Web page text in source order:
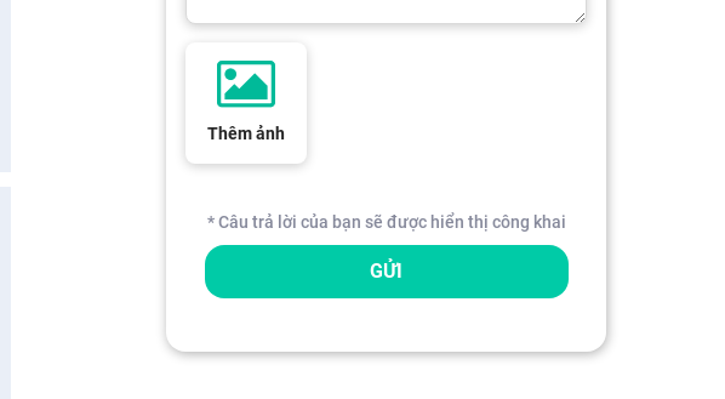
Thêm ảnh
* Câu trả lời của bạn sẽ được hiển thị công khai
GỬI